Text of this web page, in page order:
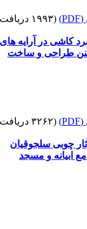
آرایه های
و ساخت
سلجوقیان
و مسجد